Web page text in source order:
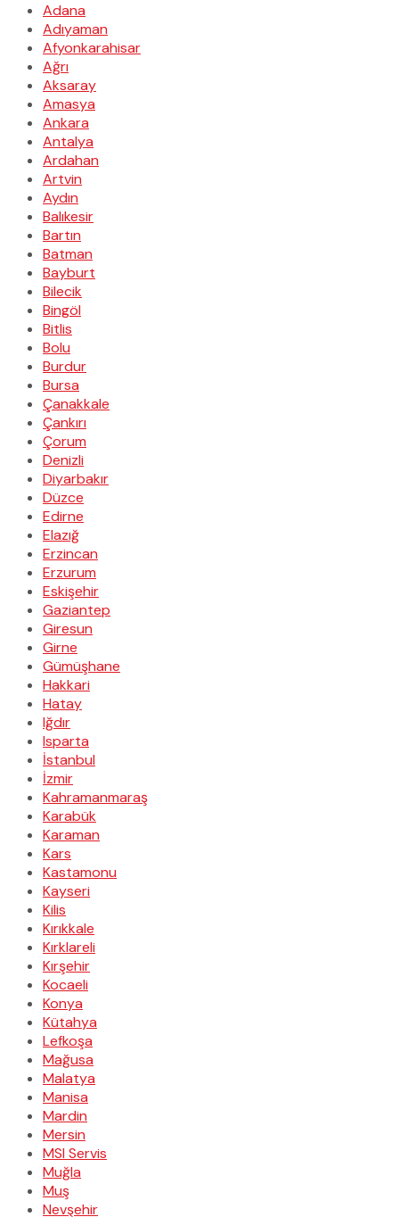
Adana
Adıyaman
Afyonkarahisar
Ağrı
Aksaray
Amasya
Ankara
Antalya
Ardahan
Artvin
Aydın
Balıkesir
Bartın
Batman
Bayburt
Bilecik
Bingöl
Bitlis
Bolu
Burdur
Bursa
Çanakkale
Çankırı
Çorum
Denizli
Diyarbakır
Düzce
Edirne
Elazığ
Erzincan
Erzurum
Eskişehir
Gaziantep
Giresun
Girne
Gümüşhane
Hakkari
Hatay
Iğdır
Isparta
İstanbul
İzmir
Kahramanmaraş
Karabük
Karaman
Kars
Kastamonu
Kayseri
Kilis
Kırıkkale
Kırklareli
Kırşehir
Kocaeli
Konya
Kütahya
Lefkoşa
Mağusa
Malatya
Manisa
Mardin
Mersin
MSI Servis
Muğla
Muş
Nevşehir